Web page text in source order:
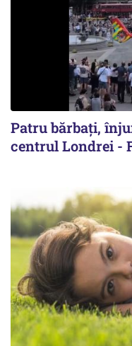
Patru bărbați,
centrul Londrei -